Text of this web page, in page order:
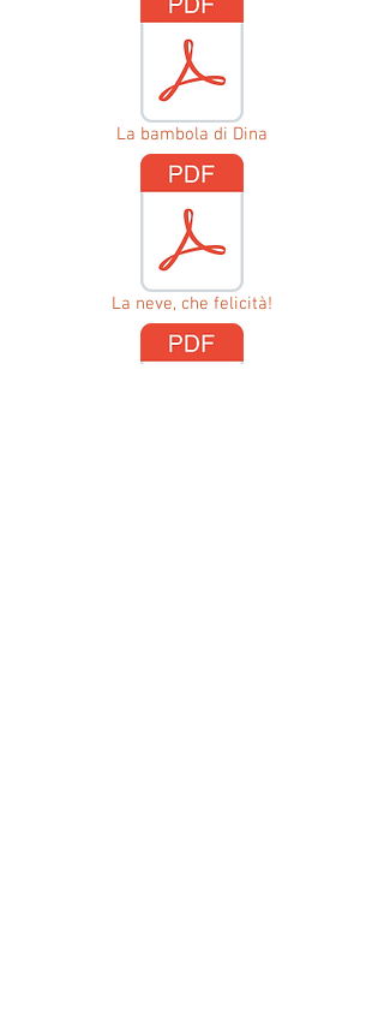
La bambola di Dina
La neve, che felicità!